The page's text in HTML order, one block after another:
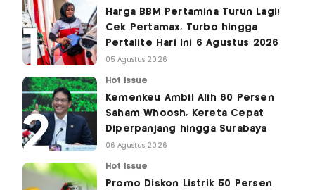
Harga BBM Pertamina Turun Lagi!
Cek Pertamax, Turbo hingga
Pertalite Hari Ini 6 Agustus 2026
05 Agustus 2026
Hot Issue
Kemenkeu Ambil Alih 60 Persen
Saham Whoosh, Kereta Cepat
Diperpanjang hingga Surabaya
06 Agustus 2026
Hot Issue
Promo Diskon Listrik 50 Persen